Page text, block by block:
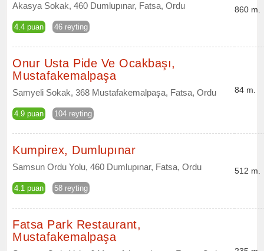
Akasya Sokak, 460 Dumlupınar, Fatsa, Ordu
4.4 puan 46 reyting
860 m.
Onur Usta Pide Ve Ocakbaşı,
Mustafakemalpaşa
Samyeli Sokak, 368 Mustafakemalpaşa, Fatsa, Ordu
4.9 puan 104 reyting
84 m.
Kumpirex, Dumlupınar
Samsun Ordu Yolu, 460 Dumlupınar, Fatsa, Ordu
4.1 puan 58 reyting
512 m.
Fatsa Park Restaurant,
Mustafakemalpaşa